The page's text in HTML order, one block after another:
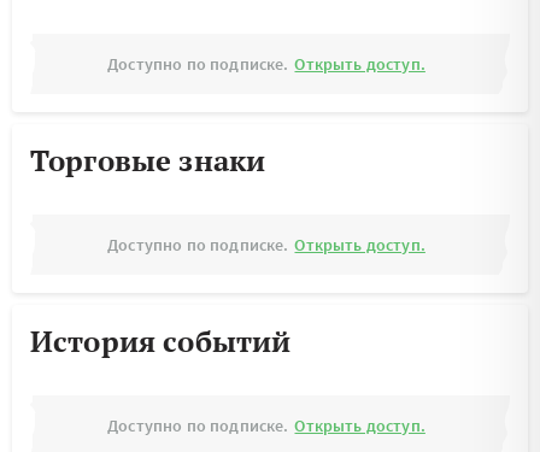
Доступно по подписке. Открыть доступ.
Торговые знаки
Доступно по подписке. Открыть доступ.
История событий
Доступно по подписке. Открыть доступ.